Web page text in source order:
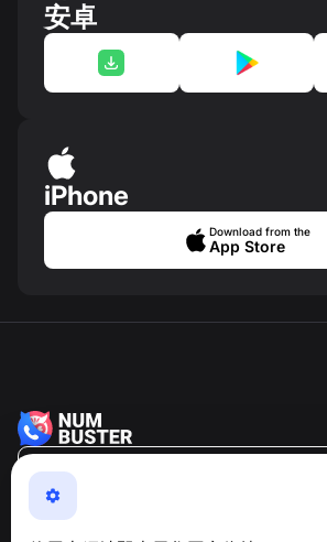
安卓
iPhone
Download from the
App Store
NumBuster © 2013—2026 ·